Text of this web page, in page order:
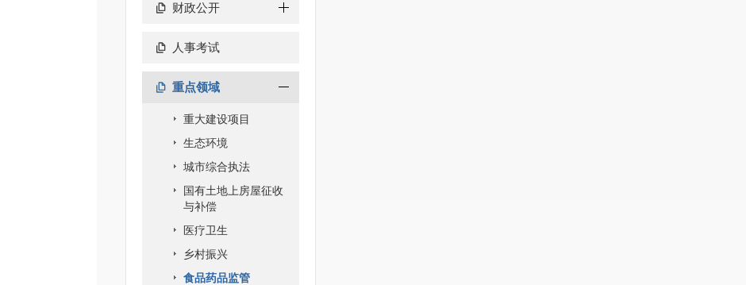
财政公开
人事考试
重点领域
重大建设项目
生态环境
城市综合执法
国有土地上房屋征收
与补偿
医疗卫生
乡村振兴
食品药品监管